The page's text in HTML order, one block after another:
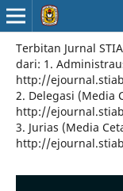
Terbitan Jurnal
dari: 1.
http://
2. Delegasi (Media
http://
3. Jurias (Media
http://